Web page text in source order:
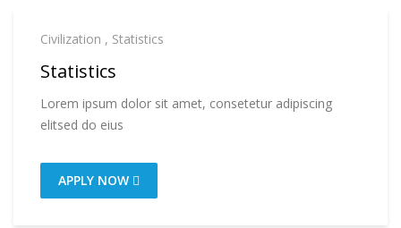
Civilization , Statistics
Statistics
Lorem ipsum dolor sit amet, consetetur adipiscing
elitsed do eius
APPLY NOW